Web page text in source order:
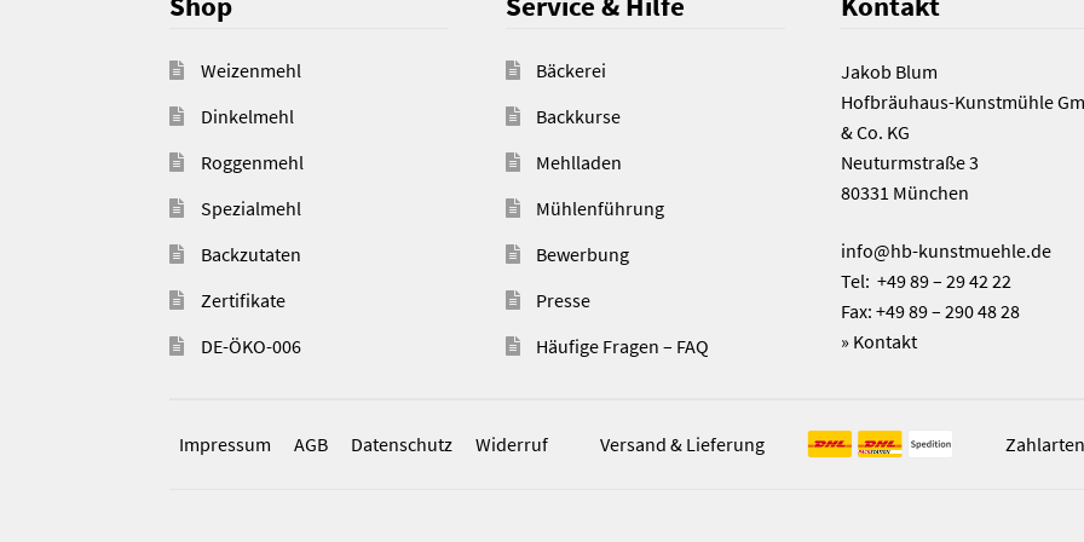
Weizenmehl
Dinkelmehl
Roggenmehl
Spezialmehl
Backzutaten
Zertifikate
DE-ÖKO-006
Bäckerei
Backkurse
Mehlladen
Mühlenführung
Bewerbung
Presse
Häufige Fragen – FAQ
Jakob Blum
Hofbräuhaus-Kunstmühle
& Co. KG
Neuturmstraße 3
80331 München
info@hb-kunstmuehle.de
Tel: +49 89 – 29 42 22
Fax: +49 89 – 290 48 28
» Kontakt
Impressum AGB Datenschutz Widerruf Versand & Lieferung